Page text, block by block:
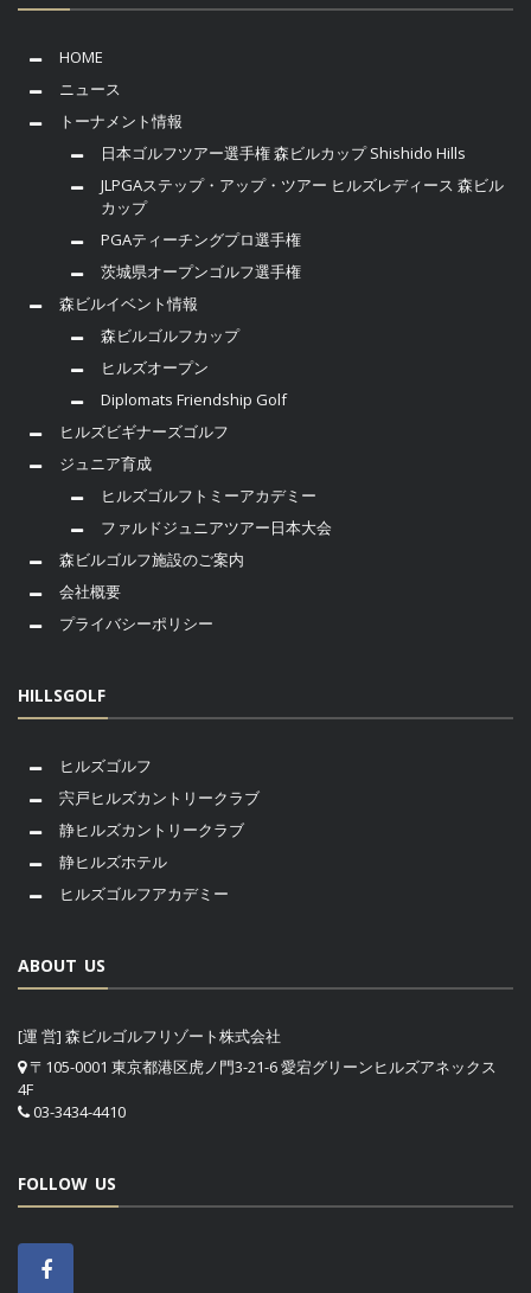
HOME
ニュース
トーナメント情報
日本ゴルフツアー選手権 森ビルカップ Shishido Hills
JLPGAステップ・アップ・ツアー ヒルズレディース 森ビル
カップ
PGAティーチングプロ選手権
茨城県オープンゴルフ選手権
森ビルイベント情報
森ビルゴルフカップ
ヒルズオープン
Diplomats Friendship Golf
ヒルズビギナーズゴルフ
ジュニア育成
ヒルズゴルフトミーアカデミー
ファルドジュニアツアー日本大会
森ビルゴルフ施設のご案内
会社概要
プライバシーポリシー
HILLSGOLF
ヒルズゴルフ
宍戸ヒルズカントリークラブ
静ヒルズカントリークラブ
静ヒルズホテル
ヒルズゴルフアカデミー
ABOUT US
[運 営] 森ビルゴルフリゾート株式会社
〒105-0001 東京都港区虎ノ門3-21-6 愛宕グリーンヒルズアネックス
4F
03-3434-4410
FOLLOW US